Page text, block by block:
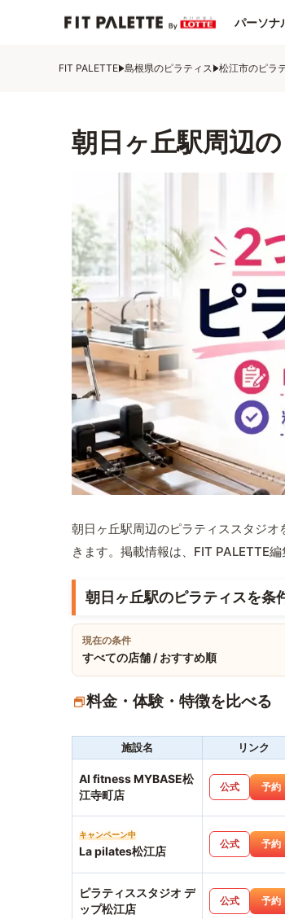
パーソナ
FIT PALETTE 島根県のピラティス 松江市のピラ
朝日ヶ丘駅周辺
朝日ヶ丘駅周辺のピラティススタジ
きます。掲載情報は、FIT PALETTE
朝日ヶ丘駅のピラティスを条
現在の条件
すべての店舗 / おすすめ順
料金・体験・特徴を比べる
施設名 リンク
AI fitness MYBASE松
江寺町店
公式 予約
キャンペーン中
La pilates松江店
公式 予約
ピラティススタジオ デ
ップ松江店
公式 予約